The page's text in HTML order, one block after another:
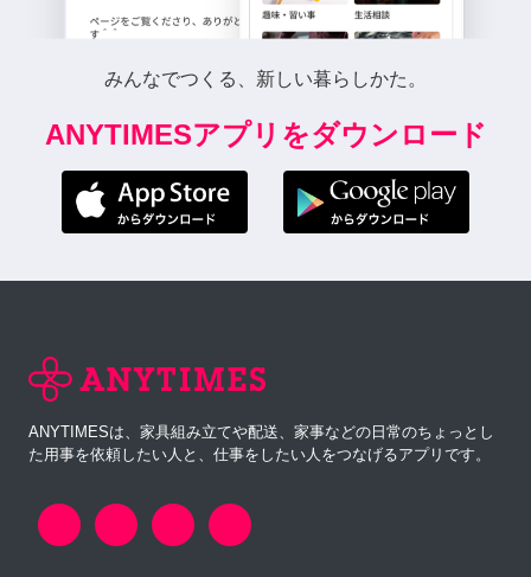
みんなでつくる、新しい暮らしかた。
ANYTIMESアプリをダウンロード
ANYTIMESは、家具組み立てや配送、家事などの日常のちょっとし
た用事を依頼したい人と、仕事をしたい人をつなげるアプリです。